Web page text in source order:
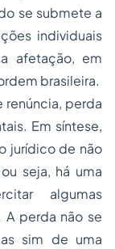
se submete a
individuais
afetação, em
brasileira.
renúncia, perda
Em síntese,
jurídico de não
seja, há uma
algumas
perda não se
sim de uma